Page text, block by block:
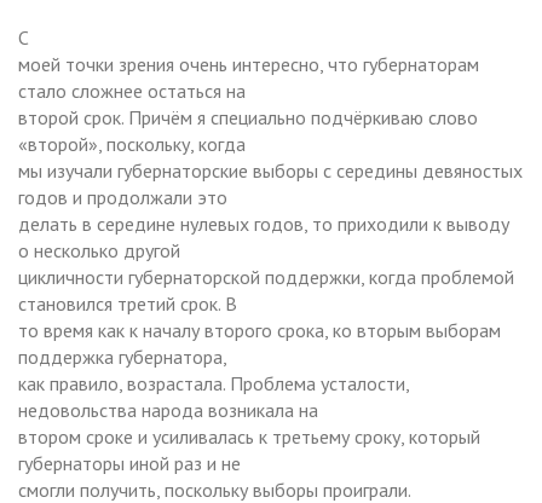
С
моей точки зрения очень интересно, что губернаторам
стало сложнее остаться на
второй срок. Причём я специально подчёркиваю слово
«второй», поскольку, когда
мы изучали губернаторские выборы с середины девяностых
годов и продолжали это
делать в середине нулевых годов, то приходили к выводу
о несколько другой
цикличности губернаторской поддержки, когда проблемой
становился третий срок. В
то время как к началу второго срока, ко вторым выборам
поддержка губернатора,
как правило, возрастала. Проблема усталости,
недовольства народа возникала на
втором сроке и усиливалась к третьему сроку, который
губернаторы иной раз и не
смогли получить, поскольку выборы проиграли.